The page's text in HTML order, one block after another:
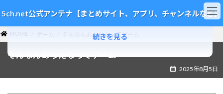
ン
テ
ン
ツ
ビ
ゲ
ー
シ
5ch.net公式アンテナ【まとめサイト、アプリ、チャンネルなど】
ゲーム そんなんあったなってゲーム
そんなんあったなってゲーム
2025年8月5日
続きを見る